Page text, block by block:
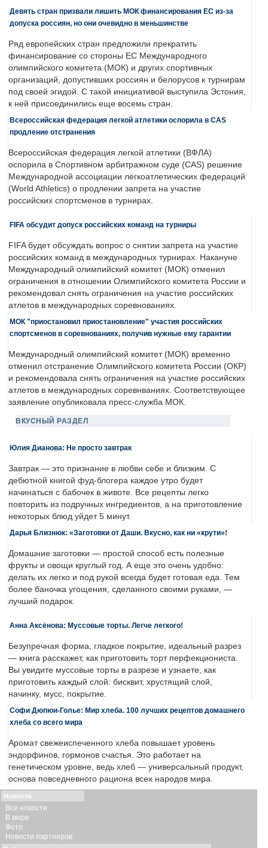
Девять стран призвали лишить МОК финансирования ЕС из-за
допуска россиян, но они очевидно в меньшинстве
Ряд европейских стран предложили прекратить
финансирование со стороны ЕС Международного
олимпийского комитета (МОК) и других спортивных
организаций, допустивших россиян и белорусов к турнирам
под своей эгидой. С такой инициативой выступила Эстония,
к ней присоединились еще восемь стран.
Всероссийская федерация легкой атлетики оспорила в CAS
продление отстранения
Всероссийская федерация легкой атлетики (ВФЛА)
оспорила в Спортивном арбитражном суде (CAS) решение
Международной ассоциации легкоатлетических федераций
(World Athletics) о продлении запрета на участие
российских спортсменов в турнирах.
FIFA обсудит допуск российских команд на турниры
FIFA будет обсуждать вопрос о снятии запрета на участие
российских команд в международных турнирах. Накануне
Международный олимпийский комитет (МОК) отменил
ограничения в отношении Олимпийского комитета России и
рекомендовал снять ограничения на участие российских
атлетов в международных соревнованиях.
МОК "приостановил приостановление" участия российских
спортсменов в соревнованиях, получив нужные ему гарантии
Международный олимпийский комитет (МОК) временно
отменил отстранение Олимпийского комитета России (ОКР)
и рекомендовала снять ограничения на участие российских
атлетов в международных соревнваниях. Соответствующее
заявление опубликовала пресс-служба МОК.
ВКУСНЫЙ РАЗДЕЛ
Юлия Дианова: Не просто завтрак
Завтрак — это признание в любви себе и близким. С
дебютной книгой фуд-блогера каждое утро будет
начинаться с бабочек в животе. Все рецепты легко
повторить из подручных ингредиентов, а на приготовление
некоторых блюд уйдет 5 минут.
Дарья Близнюк: «Заготовки от Даши. Вкусно, как ни «крути»!
Домашние заготовки — простой способ есть полезные
фрукты и овощи круглый год. А еще это очень удобно:
делать их легко и под рукой всегда будет готовая еда. Тем
более баночка угощения, сделанного своими руками, —
лучший подарок.
Анна Аксёнова: Муссовые торты. Легче легкого!
Безупречная форма, гладкое покрытие, идеальный разрез
— книга расскажет, как приготовить торт перфекциониста.
Вы увидите муссовые торты в разрезе и узнаете, как
приготовить каждый слой: бисквит, хрустящий слой,
начинку, мусс, покрытие.
Софи Дюпюи-Голье: Мир хлеба. 100 лучших рецептов домашнего
хлеба со всего мира
Аромат свежеиспеченного хлеба повышает уровень
эндорфинов, гормонов счастья. Это работает на
генетическом уровне, ведь хлеб — универсальный продукт,
основа повседневного рациона всех народов мира.
Новости
Все новости
В мире
Фото
Новости партнеров